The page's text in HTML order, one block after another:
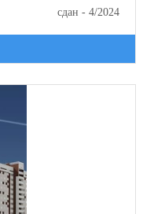
сдан - 4/2024